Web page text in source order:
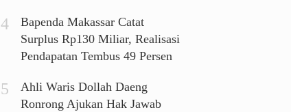
Bapenda Makassar Catat
Surplus Rp130 Miliar, Realisasi
Pendapatan Tembus 49 Persen
Ahli Waris Dollah Daeng
Ronrong Ajukan Hak Jawab